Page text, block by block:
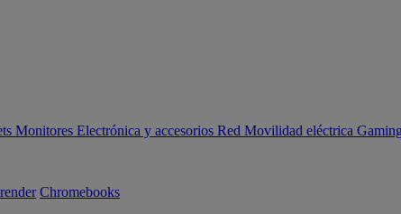
Monitores Electrónica y accesorios Red Movilidad eléctrica
Chromebooks